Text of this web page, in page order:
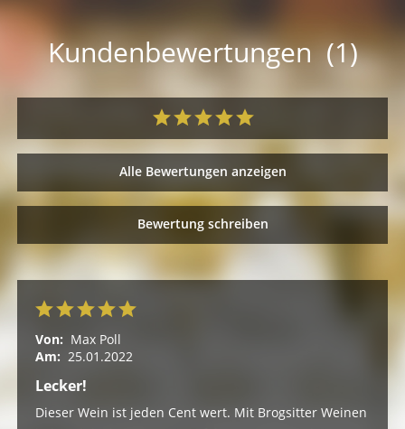
Kundenbewertungen (1)
Alle Bewertungen anzeigen
Bewertung schreiben
Von: Max Poll
Am: 25.01.2022
Lecker!
Dieser Wein ist jeden Cent wert. Mit Brogsitter Weinen